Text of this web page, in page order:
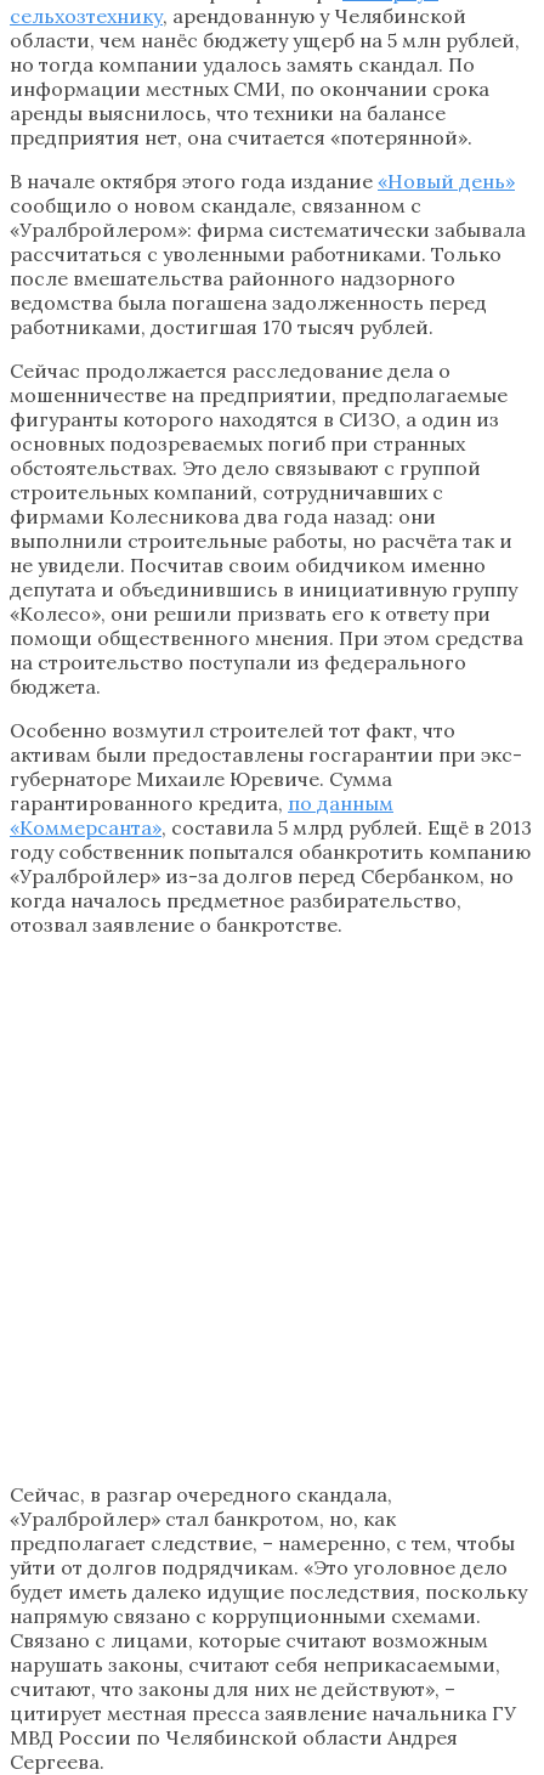
сельхозтехнику, арендованную у Челябинской
области, чем нанёс бюджету ущерб на 5 млн рублей,
но тогда компании удалось замять скандал. По
информации местных СМИ, по окончании срока
аренды выяснилось, что техники на балансе
предприятия нет, она считается «потерянной».
В начале октября этого года издание «Новый день»
сообщило о новом скандале, связанном с
«Уралбройлером»: фирма систематически забывала
рассчитаться с уволенными работниками. Только
после вмешательства районного надзорного
ведомства была погашена задолженность перед
работниками, достигшая 170 тысяч рублей.
Сейчас продолжается расследование дела о
мошенничестве на предприятии, предполагаемые
фигуранты которого находятся в СИЗО, а один из
основных подозреваемых погиб при странных
обстоятельствах. Это дело связывают с группой
строительных компаний, сотрудничавших с
фирмами Колесникова два года назад: они
выполнили строительные работы, но расчёта так и
не увидели. Посчитав своим обидчиком именно
депутата и объединившись в инициативную группу
«Колесо», они решили призвать его к ответу при
помощи общественного мнения. При этом средства
на строительство поступали из федерального
бюджета.
Особенно возмутил строителей тот факт, что
активам были предоставлены госгарантии при экс-
губернаторе Михаиле Юревиче. Сумма
гарантированного кредита, по данным
«Коммерсанта», составила 5 млрд рублей. Ещё в 2013
году собственник попытался обанкротить компанию
«Уралбройлер» из-за долгов перед Сбербанком, но
когда началось предметное разбирательство,
отозвал заявление о банкротстве.
Сейчас, в разгар очередного скандала,
«Уралбройлер» стал банкротом, но, как
предполагает следствие, – намеренно, с тем, чтобы
уйти от долгов подрядчикам. «Это уголовное дело
будет иметь далеко идущие последствия, поскольку
напрямую связано с коррупционными схемами.
Связано с лицами, которые считают возможным
нарушать законы, считают себя неприкасаемыми,
считают, что законы для них не действуют», –
цитирует местная пресса заявление начальника ГУ
МВД России по Челябинской области Андрея
Сергеева.